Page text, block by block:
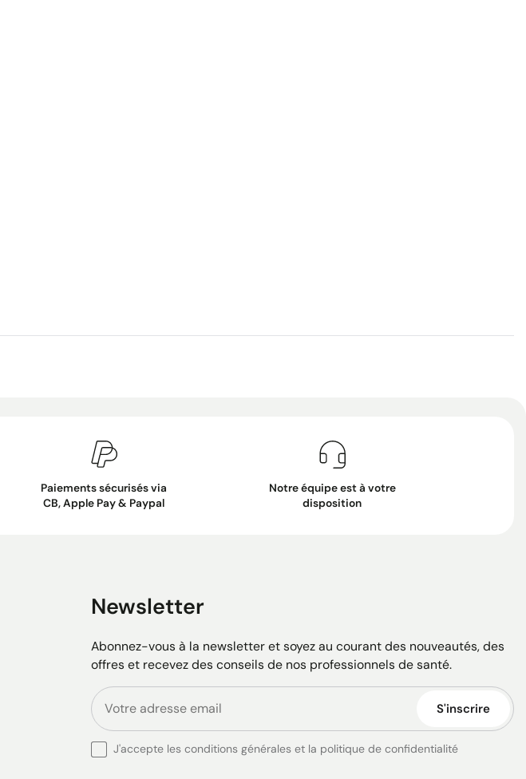
Paiements sécurisés via
CB, Apple Pay & Paypal
Notre équipe est à votre
disposition
Newsletter
Abonnez-vous à la newsletter et soyez au courant des nouveautés, des
offres et recevez des conseils de nos professionnels de santé.
S'inscrire
J'accepte les conditions générales et la politique de confidentialité